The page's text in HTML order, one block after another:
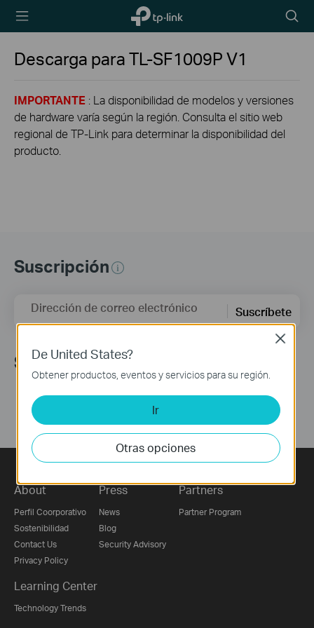
TP-Link,
Reliably
icon
Descarga paraTL-SF1009PV1
IMPORTANTE : La disponibilidad de modelos y versiones
de hardware varía según la región. Consulta el sitio web
regional de TP-Link para determinar la disponibilidad del
producto.
Suscripción
Dirección de correo electrónico Suscríbete
Síguenos
About
Perfil Coorporativo
Sostenibilidad
Contact Us
Privacy Policy
Press
News
Blog
Security Advisory
Partners
Partner Program
Learning Center
Technology Trends
De United States?
Obtener productos, eventos y servicios para su región.
Ir
Otras opciones
Close